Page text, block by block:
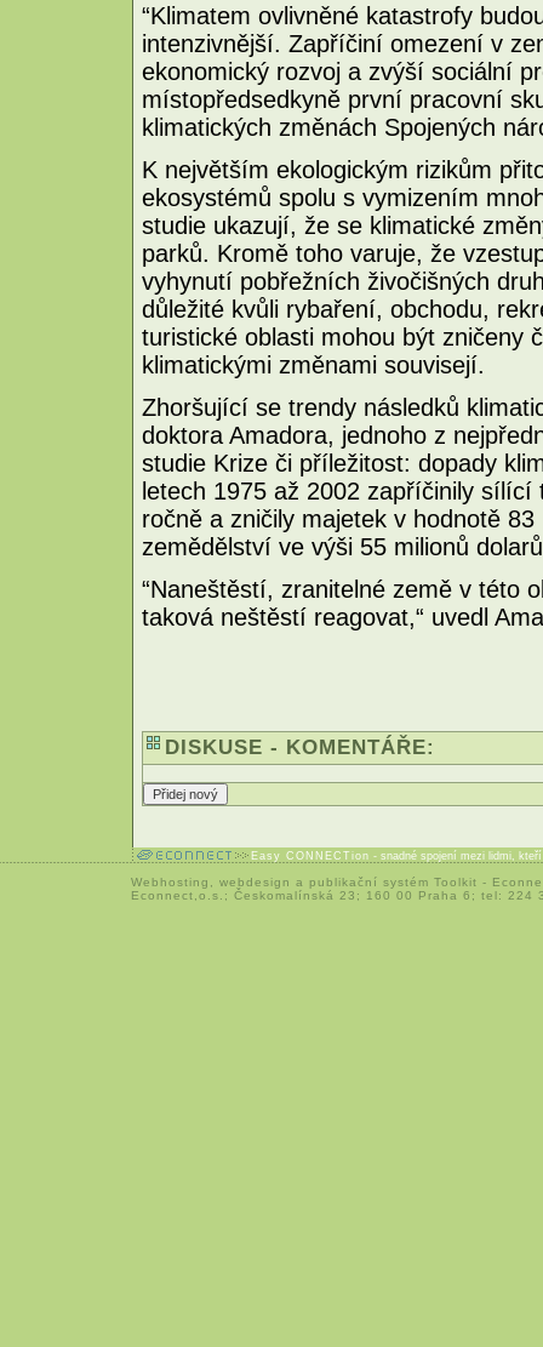
“Klimatem ovlivněné katastrofy
intenzivnější. Zapříčiní omezení v
ekonomický rozvoj a zvýší sociální
místopředsedkyně první pracovní
klimatických změnách Spojených
K největším ekologickým rizikům
ekosystémů spolu s vymizením
studie ukazují, že se klimatické
parků. Kromě toho varuje, že
vyhynutí pobřežních živočišných
důležité kvůli rybaření, obchodu,
turistické oblasti mohou být zničeny
klimatickými změnami souvisejí.
Zhoršující se trendy následků
doktora Amadora, jednoho z
studie Krize či příležitost: dopady
letech 1975 až 2002 zapříčinily
ročně a zničily majetek v hodnotě
zemědělství ve výši 55 milionů
“Naneštěstí, zranitelné země v této
taková neštěstí reagovat,“ uvedl
DISKUSE - KOMENTÁŘE:
Easy CONNECTion - snadné spojení mezi lidmi,
Webhosting webdesign a publikační systém Toolkit -
Econnect,o.s.; Českomalínská 23; 160 00 Praha 6; tel: 224